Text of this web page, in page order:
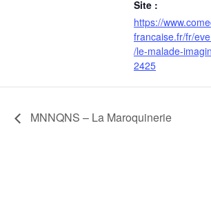
Site :
https://
francaise.fr/fr/
/le-malade-
2425
MNNQNS – La Maroquinerie